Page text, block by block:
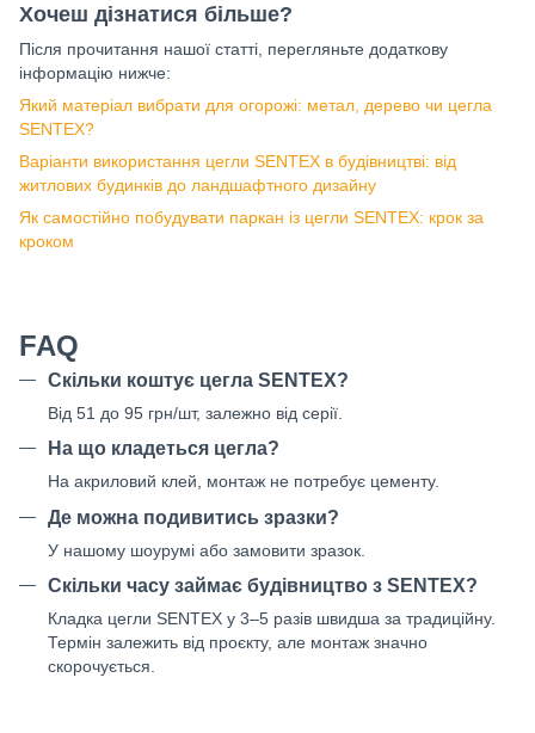
Хочеш дізнатися більше?
Після прочитання нашої статті, перегляньте додаткову
інформацію нижче:
Який матеріал вибрати для огорожі: метал, дерево чи цегла
SENTEX?
Варіанти використання цегли SENTEX в будівництві: від
житлових будинків до ландшафтного дизайну
Як самостійно побудувати паркан із цегли SENTEX: крок за
кроком
FAQ
Скільки коштує цегла SENTEX?
Від 51 до 95 грн/шт, залежно від серії.
На що кладеться цегла?
На акриловий клей, монтаж не потребує цементу.
Де можна подивитись зразки?
У нашому шоурумі або замовити зразок.
Скільки часу займає будівництво з SENTEX?
Кладка цегли SENTEX у 3–5 разів швидша за традиційну.
Термін залежить від проєкту, але монтаж значно
скорочується.